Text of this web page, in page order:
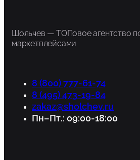
Шольчев — ТОПовое агентство
маркетплейсами
8 (800) 777-61-74
8 (495) 473-19-84
zakaz@sholchev.ru
Пн–Пт.: 09:00-18:00